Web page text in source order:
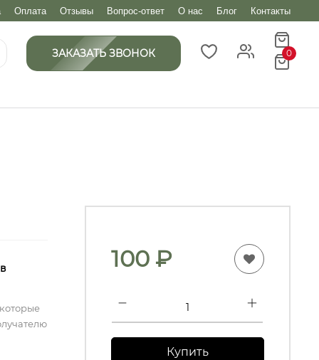
Оплата Отзывы Вопрос-ответ О нас Блог Контакты
ЗАКАЗАТЬ ЗВОНОК 0
100₽
Купить